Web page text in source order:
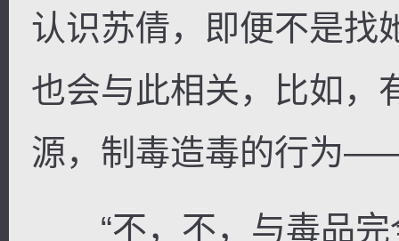
认识苏倩，即便不是找
也会与此相关，比如，
源，制毒造毒的行为
“不，不，与毒品完